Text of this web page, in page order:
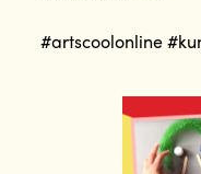
#artscoolonline